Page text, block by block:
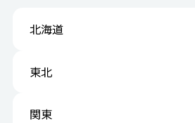
北海道
東北
関東